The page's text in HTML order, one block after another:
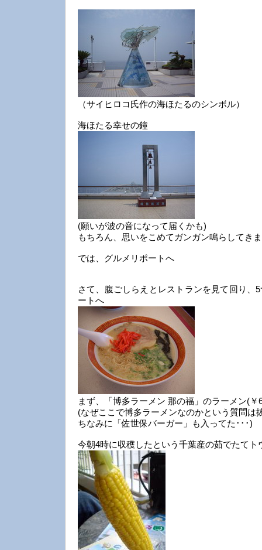
（サイヒロコ氏作の海ほたるのシンボル）
海ほたる幸せの鐘
(願いが波の音になって届くかも)
もちろん、思いをこめてガンガン鳴らしてき
では、グルメリポートへ
さて、腹ごしらえとレストランを見て回り、
ートへ
まず、「博多ラーメン 那の福」のラーメン(￥
(なぜここで博多ラーメンなのかという質問は
ちなみに「佐世保バーガー」も入ってた･･･)
今朝4時に収穫したという千葉産の茹でたてト